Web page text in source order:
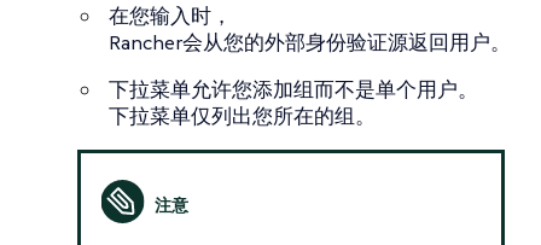
在您输入时，
Rancher会从您的外部身份验证源返回用户。
下拉菜单允许您添加组而不是单个用户。
下拉菜单仅列出您所在的组。